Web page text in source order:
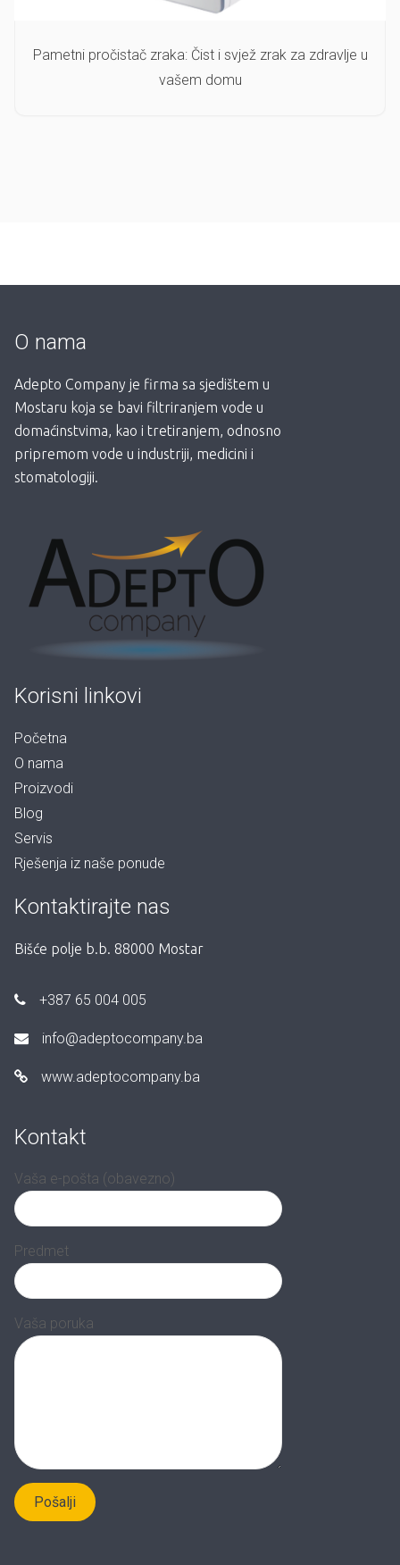
Pametni pročistač zraka: Čist i svjež zrak za zdravlje u
vašem domu
O nama
Adepto Company je firma sa sjedištem u
Mostaru koja se bavi filtriranjem vode u
domaćinstvima, kao i tretiranjem, odnosno
pripremom vode u industriji, medicini i
stomatologiji.
Korisni linkovi
Početna
O nama
Proizvodi
Blog
Servis
Rješenja iz naše ponude
Kontaktirajte nas
Bišće polje b.b. 88000 Mostar
+387 65 004 005
info@adeptocompany.ba
www.adeptocompany.ba
Kontakt
Vaša e-pošta (obavezno)
Predmet
Vaša poruka